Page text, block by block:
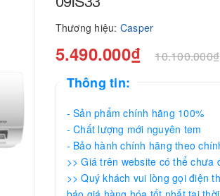
Thương hiệu: Casper
5.490.000₫ 10.100.000₫
Thông tin:
- Sản phẩm chính hãng 100%
- Chất lượng mới nguyên tem
- Bảo hành chính hãng theo
>> Giá trên website có thể chưa
>> Quý khách vui lòng gọi điện